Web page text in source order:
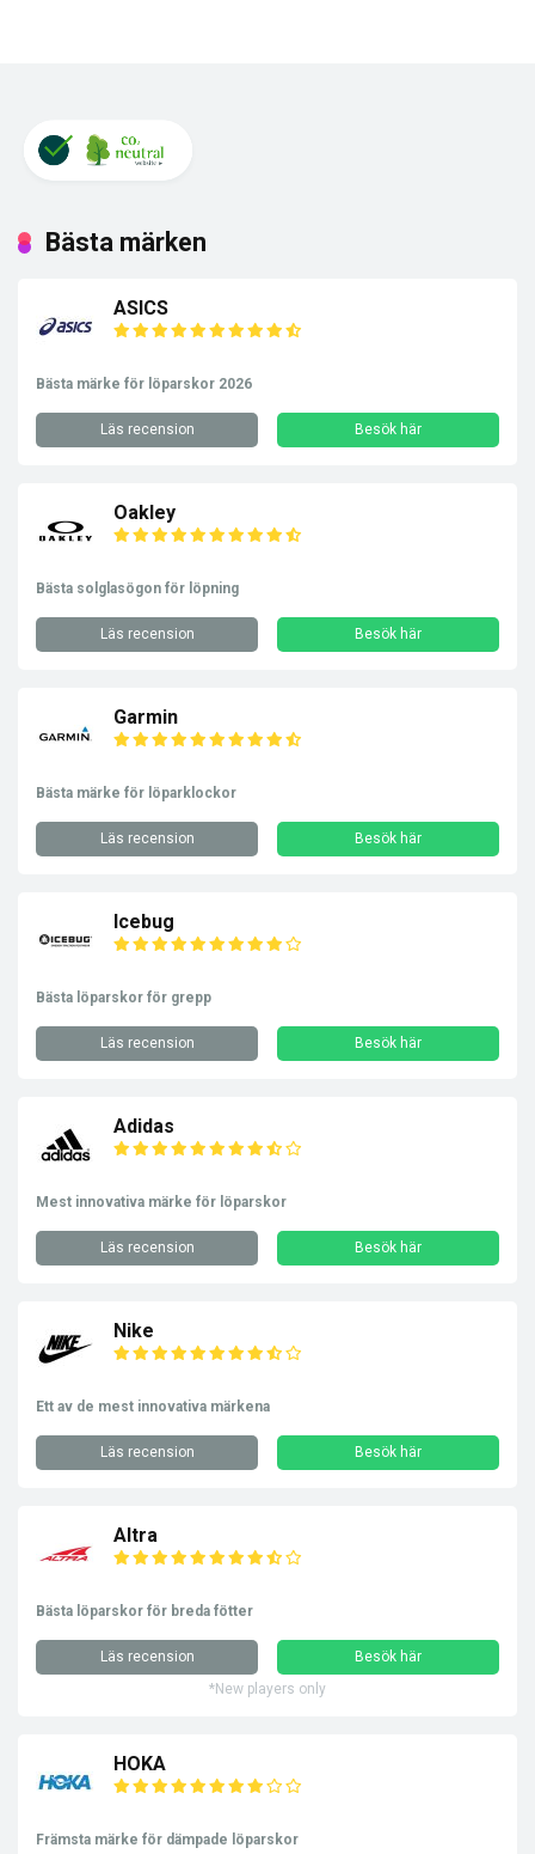
Bästa märken
ASICS
Bästa märke för löparskor 2026
Läs recension Besök här
Oakley
Bästa solglasögon för löpning
Läs recension Besök här
Garmin
Bästa märke för löparklockor
Läs recension Besök här
Icebug
Bästa löparskor för grepp
Läs recension Besök här
Adidas
Mest innovativa märke för löparskor
Läs recension Besök här
Nike
Ett av de mest innovativa märkena
Läs recension Besök här
Altra
Bästa löparskor för breda fötter
Läs recension
Besök här
*New players only
HOKA
Främsta märke för dämpade löparskor